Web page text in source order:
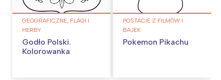
GEOGRAFICZNE, FLAGI I
HERBY
Godło Polski.
Kolorowanka
POSTACIE Z FILMÓW I
BAJEK
Pokemon Pikachu